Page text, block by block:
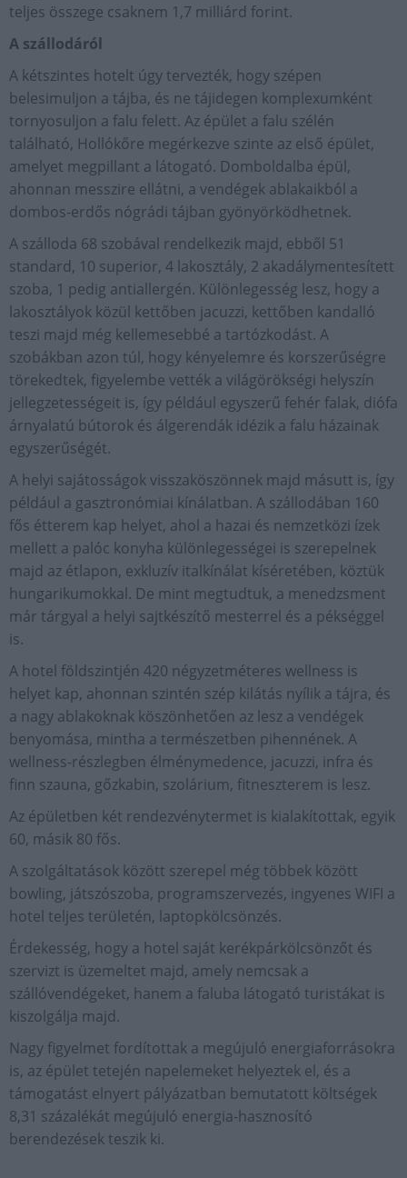
teljes összege csaknem 1,7 milliárd forint.
A szállodáról
A kétszintes hotelt úgy tervezték, hogy szépen
belesimuljon a tájba, és ne tájidegen komplexumként
tornyosuljon a falu felett. Az épület a falu szélén
található, Hollókőre megérkezve szinte az első épület,
amelyet megpillant a látogató. Domboldalba épül,
ahonnan messzire ellátni, a vendégek ablakaikból a
dombos-erdős nógrádi tájban gyönyörködhetnek.
A szálloda 68 szobával rendelkezik majd, ebből 51
standard, 10 superior, 4 lakosztály, 2 akadálymentesített
szoba, 1 pedig antiallergén. Különlegesség lesz, hogy a
lakosztályok közül kettőben jacuzzi, kettőben kandalló
teszi majd még kellemesebbé a tartózkodást. A
szobákban azon túl, hogy kényelemre és korszerűségre
törekedtek, figyelembe vették a világörökségi helyszín
jellegzetességeit is, így például egyszerű fehér falak, diófa
árnyalatú bútorok és álgerendák idézik a falu házainak
egyszerűségét.
A helyi sajátosságok visszaköszönnek majd másutt is, így
például a gasztronómiai kínálatban. A szállodában 160
fős étterem kap helyet, ahol a hazai és nemzetközi ízek
mellett a palóc konyha különlegességei is szerepelnek
majd az étlapon, exkluzív italkínálat kíséretében, köztük
hungarikumokkal. De mint megtudtuk, a menedzsment
már tárgyal a helyi sajtkészítő mesterrel és a pékséggel
is.
A hotel földszintjén 420 négyzetméteres wellness is
helyet kap, ahonnan szintén szép kilátás nyílik a tájra, és
a nagy ablakoknak köszönhetően az lesz a vendégek
benyomása, mintha a természetben pihennének. A
wellness-részlegben élménymedence, jacuzzi, infra és
finn szauna, gőzkabin, szolárium, fitneszterem is lesz.
Az épületben két rendezvénytermet is kialakítottak, egyik
60, másik 80 fős.
A szolgáltatások között szerepel még többek között
bowling, játszószoba, programszervezés, ingyenes WIFI a
hotel teljes területén, laptopkölcsönzés.
Érdekesség, hogy a hotel saját kerékpárkölcsönzőt és
szervizt is üzemeltet majd, amely nemcsak a
szállóvendégeket, hanem a faluba látogató turistákat is
kiszolgálja majd.
Nagy figyelmet fordítottak a megújuló energiaforrásokra
is, az épület tetején napelemeket helyeztek el, és a
támogatást elnyert pályázatban bemutatott költségek
8,31 százalékát megújuló energia-hasznosító
berendezések teszik ki.